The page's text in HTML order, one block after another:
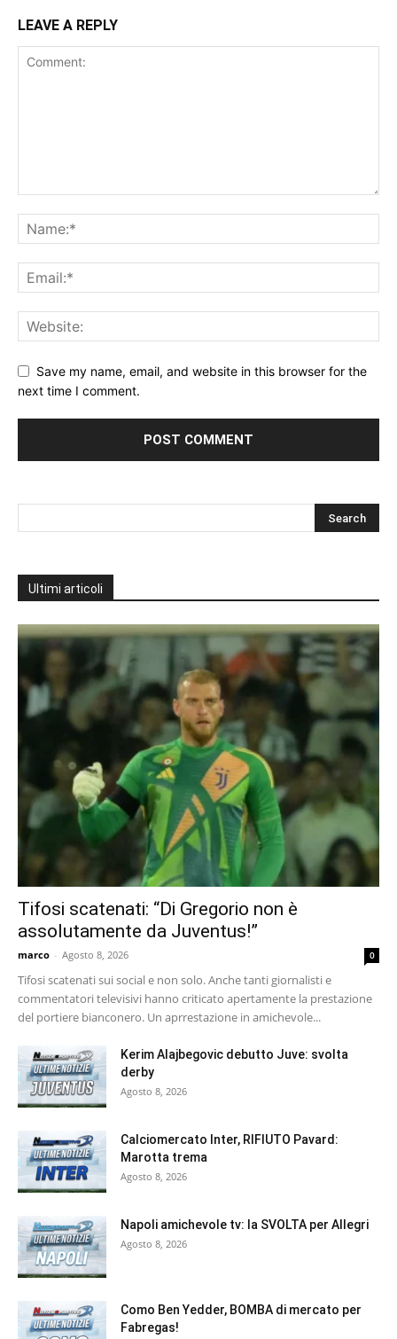
LEAVE A REPLY
Save my name, email, and website in this browser for the
next time I comment.
Ultimi articoli
Tifosi scatenati: “Di Gregorio non è
assolutamente da Juventus!”
marco - Agosto 8, 2026 0
Tifosi scatenati sui social e non solo. Anche tanti giornalisti e
commentatori televisivi hanno criticato apertamente la prestazione
del portiere bianconero. Un aprrestazione in amichevole...
Kerim Alajbegovic debutto Juve: svolta
derby
Agosto 8, 2026
Calciomercato Inter, RIFIUTO Pavard:
Marotta trema
Agosto 8, 2026
Napoli amichevole tv: la SVOLTA per Allegri
Agosto 8, 2026
Como Ben Yedder, BOMBA di mercato per
Fabregas!